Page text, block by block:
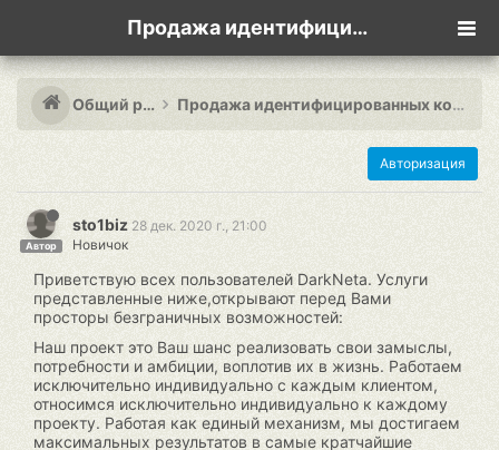
Продажа идентифицированных кошельков + атм!
Общий раздел Продажа идентифицированных кошельков + атм!
Авторизация
Автор
sto1biz 28 дек. 2020 г., 21:00
Новичок
Приветствую всех пользователей DarkNeta. Услуги
представленные ниже,открывают перед Вами
просторы безграничных возможностей:
Наш проект это Ваш шанс реализовать свои замыслы,
потребности и амбиции, воплотив их в жизнь. Работаем
исключительно индивидуально с каждым клиентом,
относимся исключительно индивидуально к каждому
проекту. Работая как единый механизм, мы достигаем
максимальных результатов в самые кратчайшие